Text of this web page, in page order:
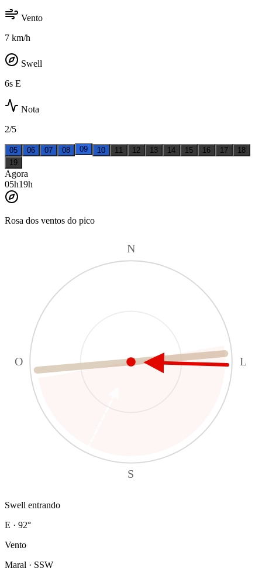
Vento
7 km/h
Swell
6s E
Nota
2/5
05 06 07 08 09 10 11 12 13 14 15 16 17
18
19
Agora
05h19h
Rosa dos ventos do pico
N
L
S
O
Swell entrando
E · 92°
Vento
Maral · SSW